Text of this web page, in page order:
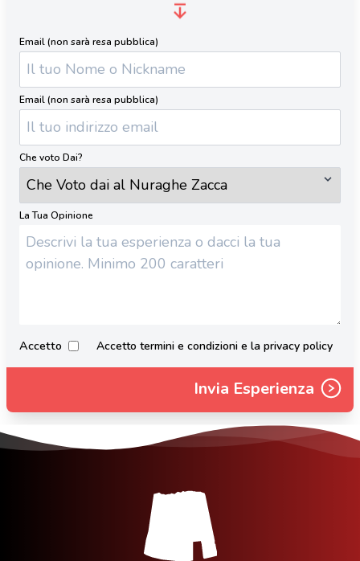
Email (non sarà resa pubblica)
Email (non sarà resa pubblica)
Che voto Dai?
La Tua Opinione
Accetto Accetto termini e condizioni e la privacy policy
Invia Esperienza